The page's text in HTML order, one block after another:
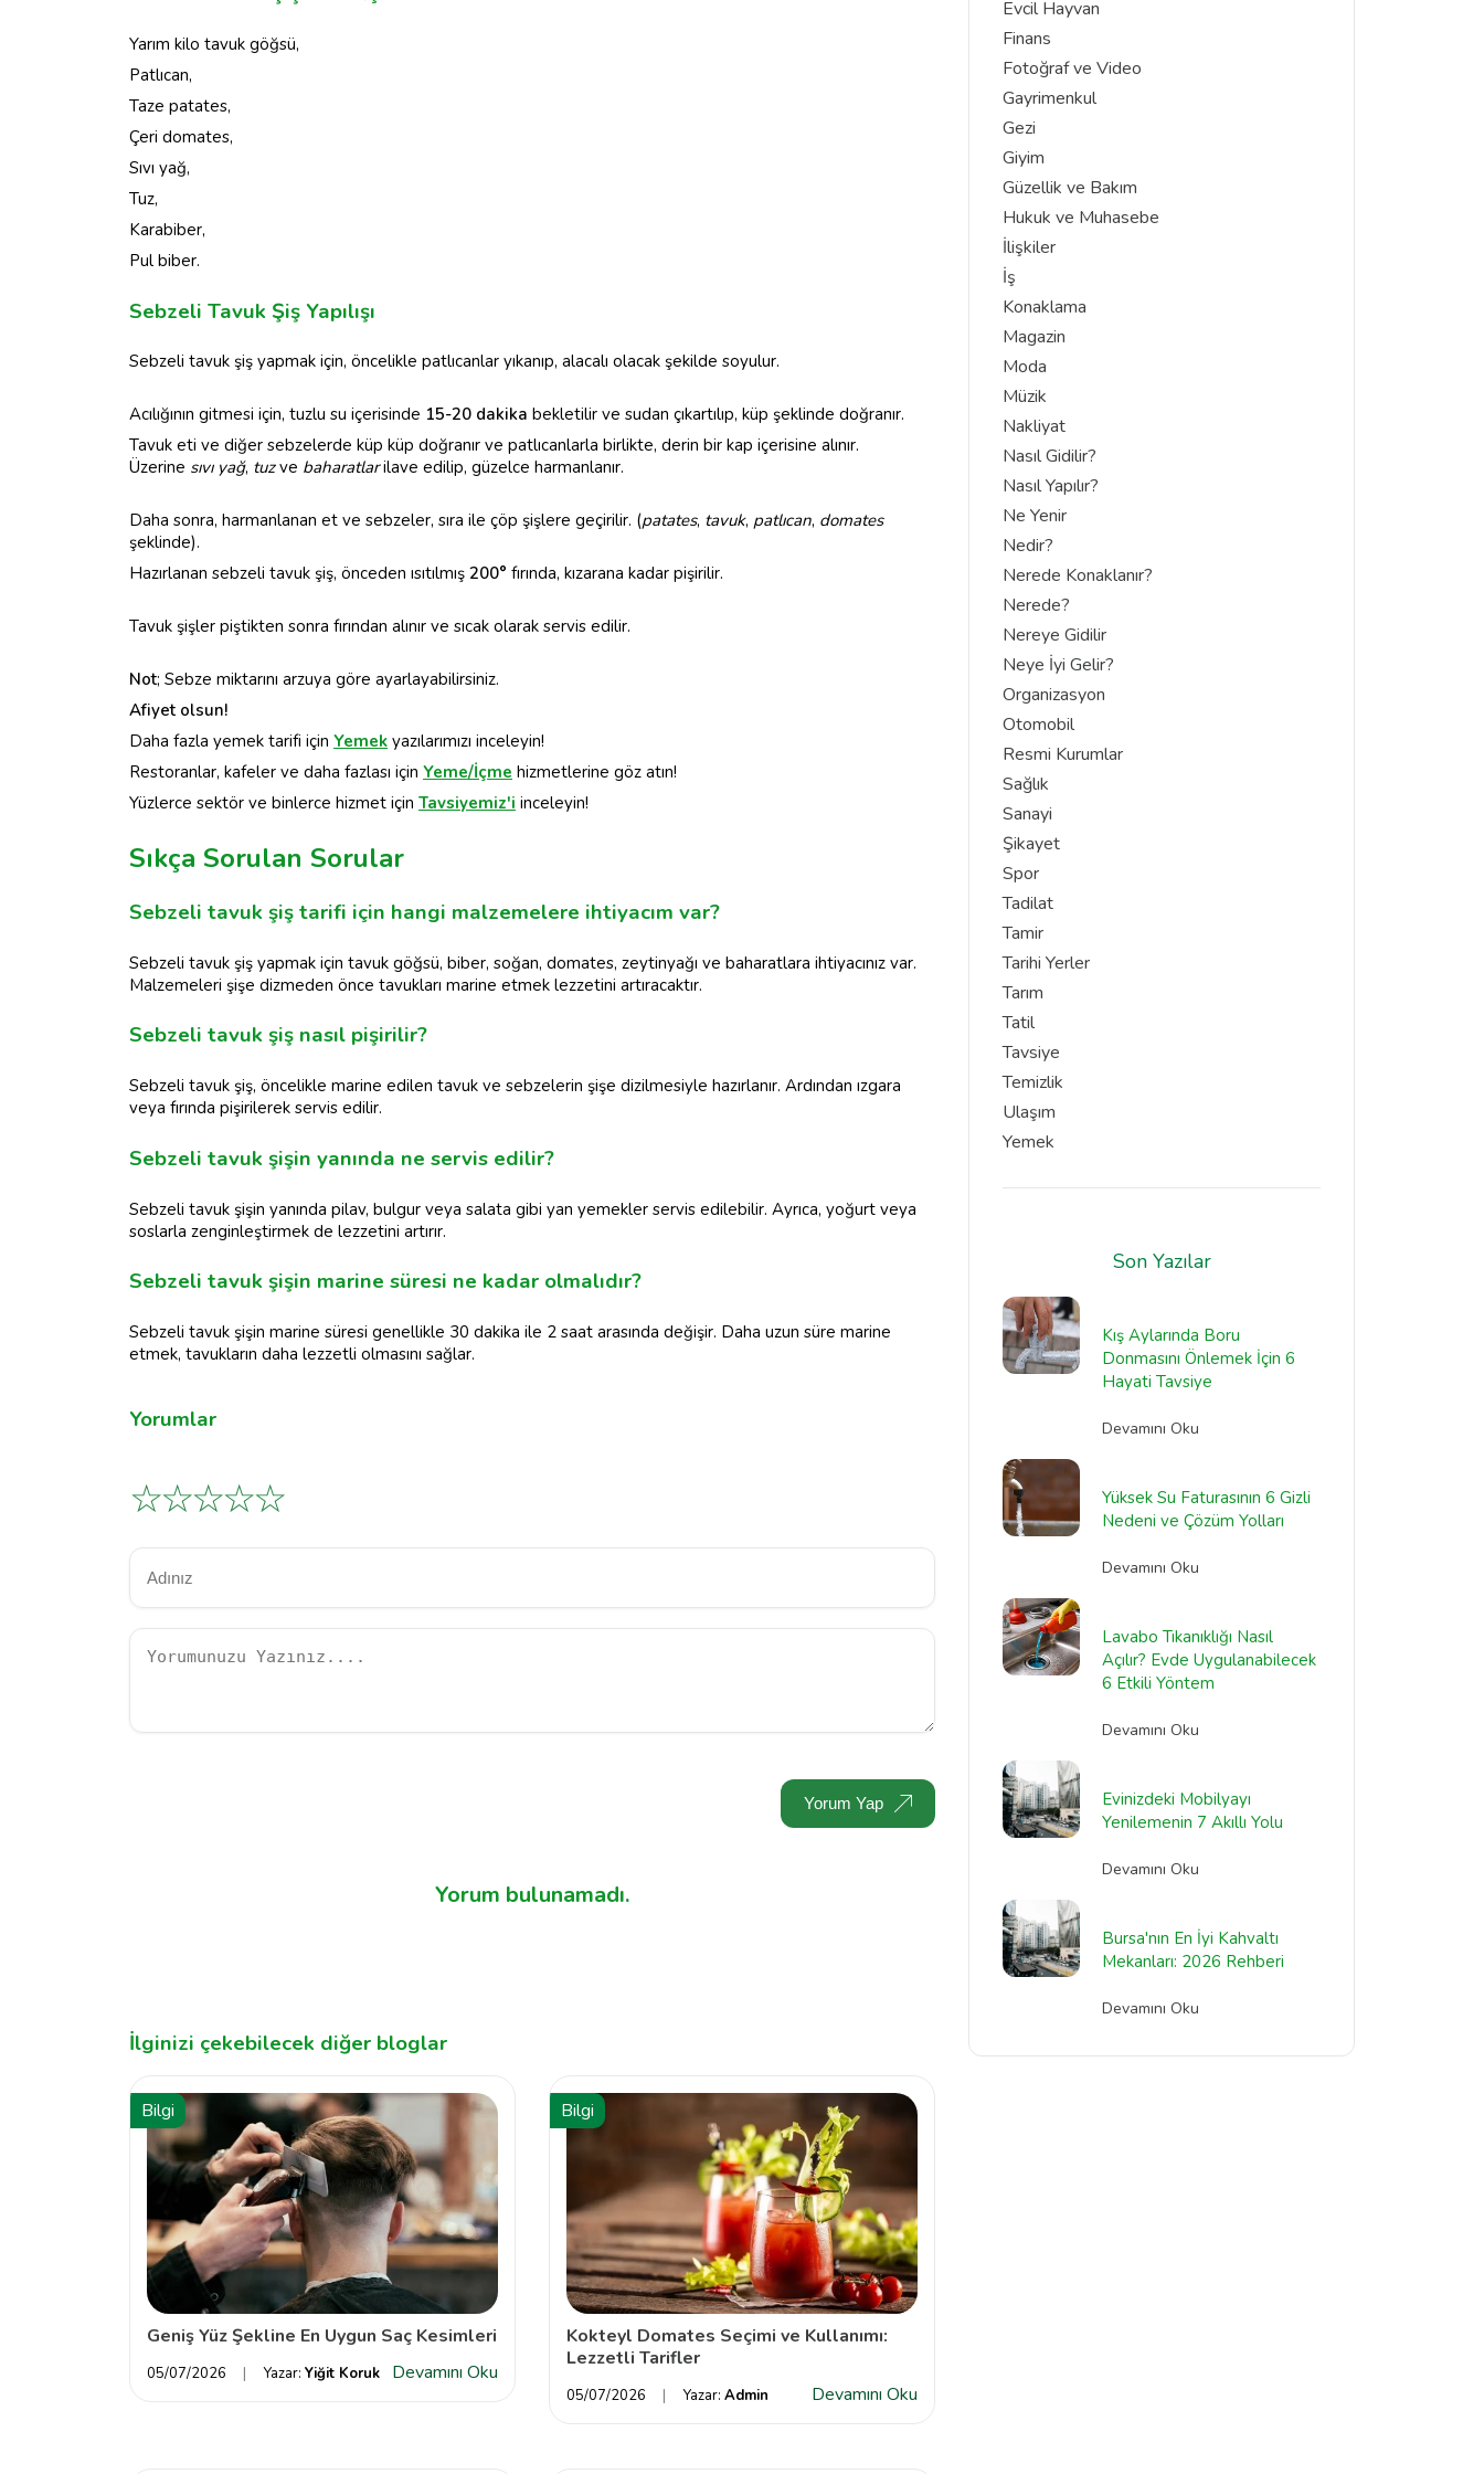
Yarım kilo tavuk göğsü,
Patlıcan,
Taze patates,
Çeri domates,
Sıvı yağ,
Tuz,
Karabiber,
Pul biber.
Sebzeli Tavuk Şiş Yapılışı
Sebzeli tavuk şiş yapmak için, öncelikle patlıcanlar yıkanıp, alacalı olacak şekilde soyulur.
Acılığının gitmesi için, tuzlu su içerisinde 15-20 dakika bekletilir ve sudan çıkartılıp, küp şeklinde doğranır.
Tavuk eti ve diğer sebzelerde küp küp doğranır ve patlıcanlarla birlikte, derin bir kap içerisine alınır.
Üzerine sıvı yağ, tuzve baharatlarilave edilip, güzelce harmanlanır.
Daha sonra, harmanlanan et ve sebzeler, sıra ile çöp şişlere geçirilir. (patates, tavuk, patlıcan, domates
şeklinde).
Hazırlanan sebzeli tavuk şiş, önceden ısıtılmış 200° fırında, kızarana kadar pişirilir.
Tavuk şişler piştikten sonra fırından alınır ve sıcak olarak servis edilir.
Not; Sebze miktarını arzuya göre ayarlayabilirsiniz.
Afiyet olsun!
Daha fazla yemek tarifi için Yemek yazılarımızı inceleyin!
Restoranlar, kafeler ve daha fazlası için Yeme/İçme hizmetlerine göz atın!
Yüzlerce sektör ve binlerce hizmet için Tavsiyemiz'i inceleyin!
Sıkça Sorulan Sorular
Sebzeli tavuk şiş tarifi için hangi malzemelere ihtiyacım var?
Sebzeli tavuk şiş yapmak için tavuk göğsü, biber, soğan, domates, zeytinyağı ve baharatlara ihtiyacınız var.
Malzemeleri şişe dizmeden önce tavukları marine etmek lezzetini artıracaktır.
Sebzeli tavuk şiş nasıl pişirilir?
Sebzeli tavuk şiş, öncelikle marine edilen tavuk ve sebzelerin şişe dizilmesiyle hazırlanır. Ardından ızgara
veya fırında pişirilerek servis edilir.
Sebzeli tavuk şişin yanında ne servis edilir?
Sebzeli tavuk şişin yanında pilav, bulgur veya salata gibi yan yemekler servis edilebilir. Ayrıca, yoğurt veya
soslarla zenginleştirmek de lezzetini artırır.
Sebzeli tavuk şişin marine süresi ne kadar olmalıdır?
Sebzeli tavuk şişin marine süresi genellikle 30 dakika ile 2 saat arasında değişir. Daha uzun süre marine
etmek, tavukların daha lezzetli olmasını sağlar.
Yorumlar
☆
☆
☆
☆
☆
Yorum Yap
Yorum bulunamadı.
İlginizi çekebilecek diğer bloglar
Bilgi
Geniş Yüz Şekline En Uygun Saç Kesimleri
05/07/2026 Yazar: Yiğit Koruk Devamını Oku
Bilgi
Kokteyl Domates Seçimi ve Kullanımı:
Lezzetli Tarifler
05/07/2026 Yazar: Admin Devamını Oku
Evcil Hayvan
Finans
Fotoğraf ve Video
Gayrimenkul
Gezi
Giyim
Güzellik ve Bakım
Hukuk ve Muhasebe
İlişkiler
İş
Konaklama
Magazin
Moda
Müzik
Nakliyat
Nasıl Gidilir?
Nasıl Yapılır?
Ne Yenir
Nedir?
Nerede Konaklanır?
Nerede?
Nereye Gidilir
Neye İyi Gelir?
Organizasyon
Otomobil
Resmi Kurumlar
Sağlık
Sanayi
Şikayet
Spor
Tadilat
Tamir
Tarihi Yerler
Tarım
Tatil
Tavsiye
Temizlik
Ulaşım
Yemek
Son Yazılar
Kış Aylarında Boru
Donmasını Önlemek İçin 6
Hayati Tavsiye
Devamını Oku
Yüksek Su Faturasının 6 Gizli
Nedeni ve Çözüm Yolları
Devamını Oku
Lavabo Tıkanıklığı Nasıl
Açılır? Evde Uygulanabilecek
6 Etkili Yöntem
Devamını Oku
Evinizdeki Mobilyayı
Yenilemenin 7 Akıllı Yolu
Devamını Oku
Bursa'nın En İyi Kahvaltı
Mekanları: 2026 Rehberi
Devamını Oku